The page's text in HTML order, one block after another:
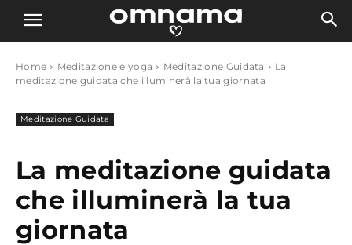
Home Meditazione e yoga Meditazione Guidata
La
meditazione guidata che illuminerà la tua giornata
Meditazione Guidata
La meditazione guidata
che illuminerà la tua
giornata